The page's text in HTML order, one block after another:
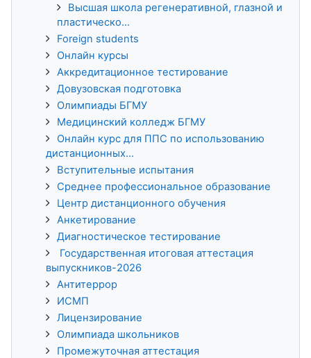
Высшая школа регенеративной, глазной и
пластическо...
Foreign students
Онлайн курсы
Аккредитационное тестирование
Довузовская подготовка
Олимпиады БГМУ
Медицинский колледж БГМУ
Онлайн курс для ППС по использованию
дистанционных...
Вступительные испытания
Среднее профессиональное образование
Центр дистанционного обучения
Анкетирование
Диагностическое тестирование
Государственная итоговая аттестация
выпускников-2026
Антитеррор
ИСМП
Лицензирование
Олимпиада школьников
Промежуточная аттестация